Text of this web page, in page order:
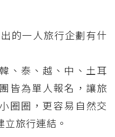
的一人旅行企劃有什
、泰、越、中、土耳
皆為單人報名，讓旅
圈圈，更容易自然交
旅行連結。